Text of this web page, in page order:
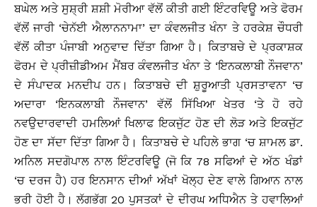
ਬਘੇਲ ਅਤੇ ਸੁਸ਼੍ਰੀ ਸ਼ਸ਼ੀ ਮੋਰੀਆ ਵੱਲੋਂ ਕੀਤੀ ਗਈ ਇੰਟਰਵਿਊ ਅਤੇ ਫੋਰਮ
ਵੱਲੋਂ ਜਾਰੀ ‘ਚੇਨੱਈ ਐਲਾਨਨਾਮਾ’ ਦਾ ਕੰਵਲਜੀਤ ਖੰਨਾ ਤੇ ਹਰਕੇਸ਼ ਚੌਧਰੀ
ਵੱਲੋਂ ਕੀਤਾ ਪੰਜਾਬੀ ਅਨੁਵਾਦ ਦਿੱਤਾ ਗਿਆ ਹੈ। ਕਿਤਾਬਚੇ ਦੇ ਪ੍ਰਕਾਸ਼ਕ
ਫੋਰਮ ਦੇ ਪ੍ਰੀਜ਼ੀਡੀਅਮ ਮੈਂਬਰ ਕੰਵਲਜੀਤ ਖੰਨਾ ਤੇ ‘ਇਨਕਲਾਬੀ ਨੌਜਵਾਨ’
ਦੇ ਸੰਪਾਦਕ ਮਨਦੀਪ ਹਨ। ਕਿਤਾਬਚੇ ਦੀ ਸ਼ੁਰੂਆਤੀ ਪ੍ਰਸਤਾਵਨਾ ‘ਚ
ਅਦਾਰਾ ‘ਇਨਕਲਾਬੀ ਨੌਜਵਾਨ’ ਵੱਲੋਂ ਸਿੱਖਿਆ ਖੇਤਰ ‘ਤੇ ਹੋ ਰਹੇ
ਨਵਉਦਾਰਵਾਦੀ ਹਮਲਿਆਂ ਖਿਲਾਫ ਇਕਜੁੱਟ ਹੋਣ ਦੀ ਲੋੜ ਅਤੇ ਇਕਜੁੱਟ
ਹੋਣ ਦਾ ਸੱਦਾ ਦਿੱਤਾ ਗਿਆ ਹੈ। ਕਿਤਾਬਚੇ ਦੇ ਪਹਿਲੇ ਭਾਗ ‘ਚ ਸ਼ਾਮਲ ਡਾ.
ਅਨਿਲ ਸਦਗੋਪਾਲ ਨਾਲ ਇੰਟਰਵਿਊ (ਜੋ ਕਿ 78 ਸਫਿਆਂ ਦੇ ਅੱਠ ਖੰਡਾਂ
‘ਚ ਦਰਜ ਹੈ) ਹਰ ਇਨਸਾਨ ਦੀਆਂ ਅੱਖਾਂ ਖੋਲ੍ਹ ਦੇਣ ਵਾਲੇ ਗਿਆਨ ਨਾਲ
ਭਰੀ ਹੋਈ ਹੈ। ਲੱਗਭੱਗ 20 ਪੁਸਤਕਾਂ ਦੇ ਦੀਰਘ ਅਧਿਐਨ ਤੇ ਹਵਾਲਿਆਂ